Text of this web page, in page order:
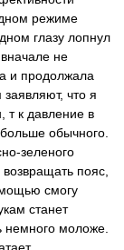
режиме
глазу лопнул
не
и продолжала
что я
к давление в
обычного.
зеленого
пояс,
смогу
станет
немного моложе.